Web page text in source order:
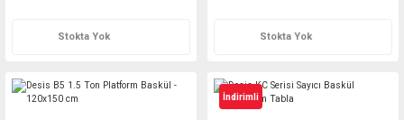
Stokta Yok Stokta Yok
İndirimli